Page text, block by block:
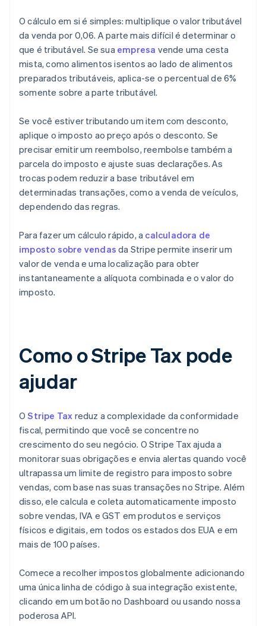
O cálculo em si é simples: multiplique o valor tributável
da venda por 0,06. A parte mais difícil é determinar o
que é tributável. Se sua empresa vende uma cesta
mista, como alimentos isentos ao lado de alimentos
preparados tributáveis, aplica-se o percentual de 6%
somente sobre a parte tributável.
Se você estiver tributando um item com desconto,
aplique o imposto ao preço após o desconto. Se
precisar emitir um reembolso, reembolse também a
parcela do imposto e ajuste suas declarações. As
trocas podem reduzir a base tributável em
determinadas transações, como a venda de veículos,
dependendo das regras.
Para fazer um cálculo rápido, a calculadora de
imposto sobre vendas da Stripe permite inserir um
valor de venda e uma localização para obter
instantaneamente a alíquota combinada e o valor do
imposto.
Como o Stripe Tax pode
ajudar
OStripe Tax reduz a complexidade da conformidade
fiscal, permitindo que você se concentre no
crescimento do seu negócio. O Stripe Tax ajuda a
monitorar suas obrigações e envia alertas quando você
ultrapassa um limite de registro para imposto sobre
vendas, com base nas suas transações no Stripe. Além
disso, ele calcula e coleta automaticamente imposto
sobre vendas, IVA e GST em produtos e serviços
físicos e digitais, em todos os estados dos EUA e em
mais de 100 países.
Comece a recolher impostos globalmente adicionando
uma única linha de código à sua integração existente,
clicando em um botão no Dashboard ou usando nossa
poderosa API.